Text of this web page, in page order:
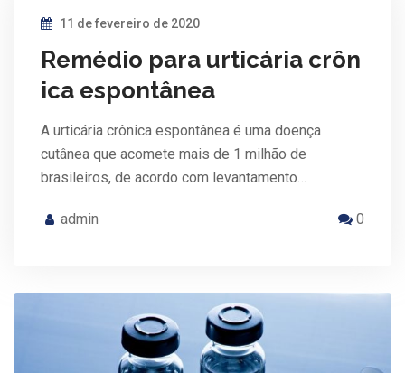
11 de fevereiro de 2020
Remédio para urticária crôn
ica espontânea
A urticária crônica espontânea é uma doença
cutânea que acomete mais de 1 milhão de
brasileiros, de acordo com levantamento…
admin 0